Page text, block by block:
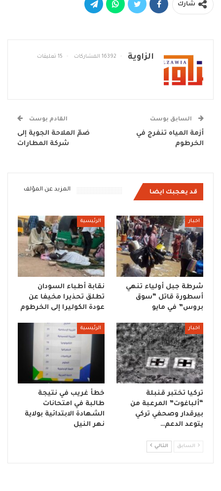
شارك
الزاوية 16392 المشاركات 15 تعليقات
السابق بوست
أزمة المياه تنفرج في
الخرطوم
القادم بوست
ضمّ الملاحة الجوية إلى
شركة المطارات
قد يعجبك ايضا المزيد عن المؤلف
اخبار
شرطة جبل أولياء تنهي
أسطورة قاتل “سوق
بروس” في مايو
الرئيسية
نقابة أطباء السودان
تطلق تحذيرا مخيفا عن
عودة الكوليرا إلى الخرطوم
اخبار
تركيا تختبر قنبلة
“ألباغوت” المرعبة من
بيرقدار وصحفي تركي
يتوعد الدعم…
الرئيسية
خطأ غريب في نتيجة
طالبة في امتحانات
الشهادة الابتدائية بولاية
نهر النيل
السابق التالي